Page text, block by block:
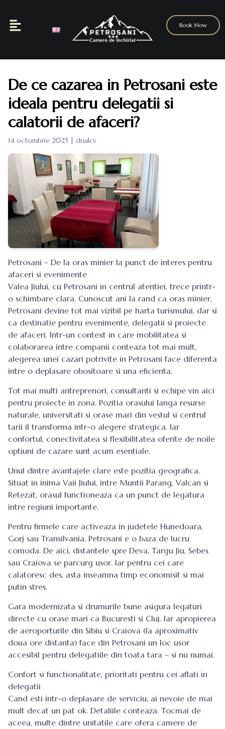
Book Now
De ce cazarea in Petrosani este
ideala pentru delegatii si
calatorii de afaceri?
14 octombrie 2025 | dualcv
Petrosani – De la oras minier la punct de interes pentru
afaceri si evenimente
Valea Jiului, cu Petrosani in centrul atentiei, trece printr-
o schimbare clara. Cunoscut ani la rand ca oras minier,
Petrosani devine tot mai vizibil pe harta turismului, dar si
ca destinatie pentru evenimente, delegatii si proiecte
de afaceri. Intr-un context in care mobilitatea si
colaborarea intre companii conteaza tot mai mult,
alegerea unei cazari potrivite in Petrosani face diferenta
intre o deplasare obositoare si una eficienta.
Tot mai multi antreprenori, consultanti si echipe vin aici
pentru proiecte in zona. Pozitia orasului langa resurse
naturale, universitati si orase mari din vestul si centrul
tarii il transforma intr-o alegere strategica. Iar
confortul, conectivitatea si flexibilitatea oferite de noile
optiuni de cazare sunt acum esentiale.
Unul dintre avantajele clare este pozitia geografica.
Situat in inima Vaii Jiului, intre Muntii Parang, Valcan si
Retezat, orasul functioneaza ca un punct de legatura
intre regiuni importante.
Pentru firmele care activeaza in judetele Hunedoara,
Gorj sau Transilvania, Petrosani e o baza de lucru
comoda. De aici, distantele spre Deva, Targu Jiu, Sebes
sau Craiova se parcurg usor. Iar pentru cei care
calatoresc des, asta inseamna timp economisit si mai
putin stres.
Gara modernizata si drumurile bune asigura legaturi
directe cu orase mari ca Bucuresti si Cluj. Iar apropierea
de aeroporturile din Sibiu si Craiova (la aproximativ
doua ore distanta) face din Petrosani un loc usor
accesibil pentru delegatiile din toata tara – si nu numai.
Confort si functionalitate, prioritati pentru cei aflati in
delegatii
Cand esti intr-o deplasare de serviciu, ai nevoie de mai
mult decat un pat ok. Detaliile conteaza. Tocmai de
aceea, multe dintre unitatile care ofera camere de